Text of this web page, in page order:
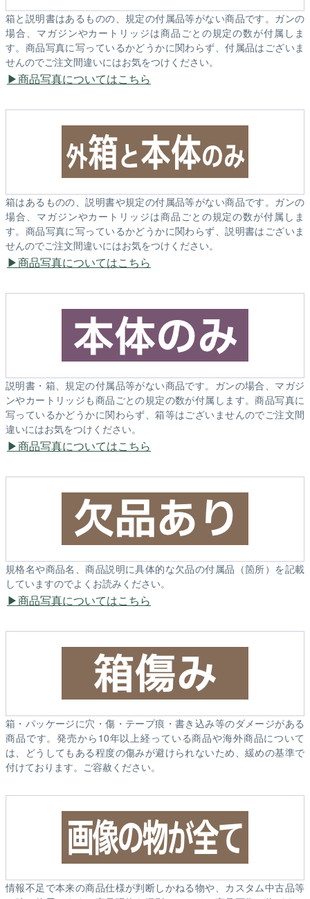
箱と説明書はあるものの、規定の付属品等がない商品です。ガンの
場合、マガジンやカートリッジは商品ごとの規定の数が付属しま
す。商品写真に写っているかどうかに関わらず、付属品はございま
せんのでご注文間違いにはお気をつけください。
商品写真についてはこちら
箱はあるものの、説明書や規定の付属品等がない商品です。ガンの
場合、マガジンやカートリッジは商品ごとの規定の数が付属しま
す。商品写真に写っているかどうかに関わらず、説明書はございま
せんのでご注文間違いにはお気をつけください。
商品写真についてはこちら
説明書・箱、規定の付属品等がない商品です。ガンの場合、マガジ
ンやカートリッジも商品ごとの規定の数が付属します。商品写真に
写っているかどうかに関わらず、箱等はございませんのでご注文間
違いにはお気をつけください。
商品写真についてはこちら
規格名や商品名、商品説明に具体的な欠品の付属品（箇所）を記載
していますのでよくお読みください。
商品写真についてはこちら
箱・パッケージに穴・傷・テープ痕・書き込み等のダメージがある
商品です。発売から10年以上経っている商品や海外商品について
は、どうしてもある程度の傷みが避けられないため、緩めの基準で
付けております。ご容赦ください。
情報不足で本来の商品仕様が判断しかねる物や、カスタム中古品等